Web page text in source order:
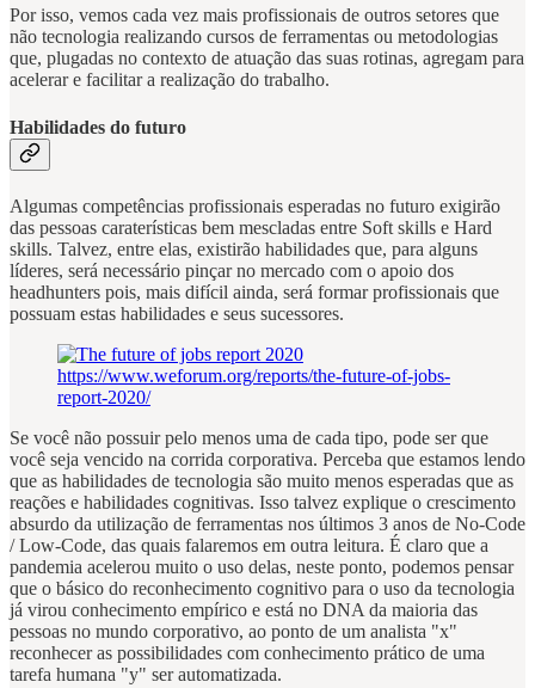
Por isso, vemos cada vez mais profissionais de outros setores que
não tecnologia realizando cursos de ferramentas ou metodologias
que, plugadas no contexto de atuação das suas rotinas, agregam para
acelerar e facilitar a realização do trabalho.
Habilidades do futuro
Algumas competências profissionais esperadas no futuro exigirão
das pessoas caraterísticas bem mescladas entre Soft skills e Hard
skills. Talvez, entre elas, existirão habilidades que, para alguns
líderes, será necessário pinçar no mercado com o apoio dos
headhunters pois, mais difícil ainda, será formar profissionais que
possuam estas habilidades e seus sucessores.
https://www.weforum.org/reports/the-future-of-jobs-
report-2020/
Se você não possuir pelo menos uma de cada tipo, pode ser que
você seja vencido na corrida corporativa. Perceba que estamos lendo
que as habilidades de tecnologia são muito menos esperadas que as
reações e habilidades cognitivas. Isso talvez explique o crescimento
absurdo da utilização de ferramentas nos últimos 3 anos de No-Code
/ Low-Code, das quais falaremos em outra leitura. É claro que a
pandemia acelerou muito o uso delas, neste ponto, podemos pensar
que o básico do reconhecimento cognitivo para o uso da tecnologia
já virou conhecimento empírico e está no DNA da maioria das
pessoas no mundo corporativo, ao ponto de um analista "x"
reconhecer as possibilidades com conhecimento prático de uma
tarefa humana "y" ser automatizada.